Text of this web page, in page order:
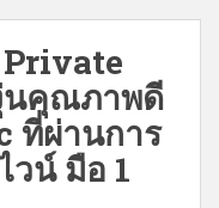
นคุณภาพดี
ที่ผ่านการ
น์ มือ 1